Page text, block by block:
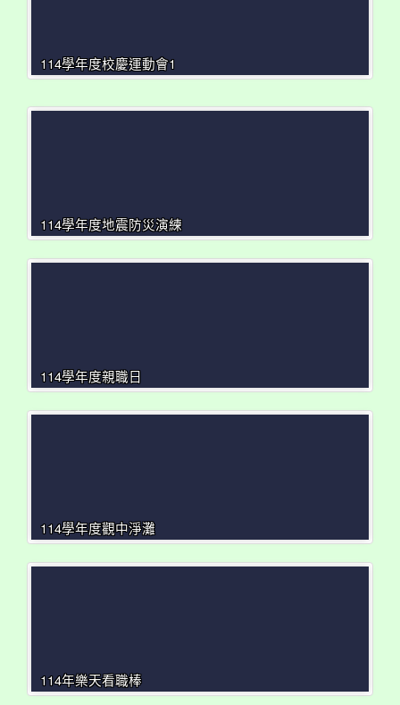
114學年度校慶運動會1
114學年度地震防災演練
114學年度親職日
114學年度觀中淨灘
114年樂天看職棒